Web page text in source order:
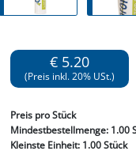
€ 5.20
(Preis inkl. 20% USt.)
Preis pro Stück
Mindestbestellmenge: 1.00
Kleinste Einheit:1.00 Stück